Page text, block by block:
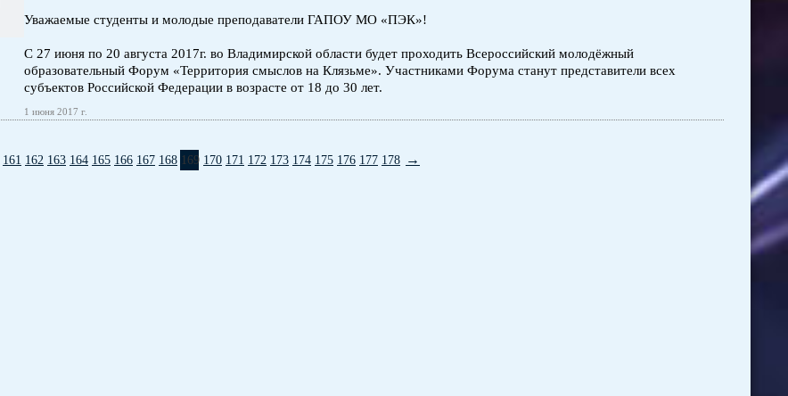
Уважаемые студенты и молодые преподаватели ГАПОУ МО «ПЭК»!
С 27 июня по 20 августа 2017г. во Владимирской области будет проходить Всероссийский молодёжный
образовательный Форум «Территория смыслов на Клязьме». Участниками Форума станут представители всех
субъектов Российской Федерации в возрасте от 18 до 30 лет.
1 июня 2017 г.
161 162 163 164 165 166 167 168 169 170 171 172 173 174 175 176 177 178 →